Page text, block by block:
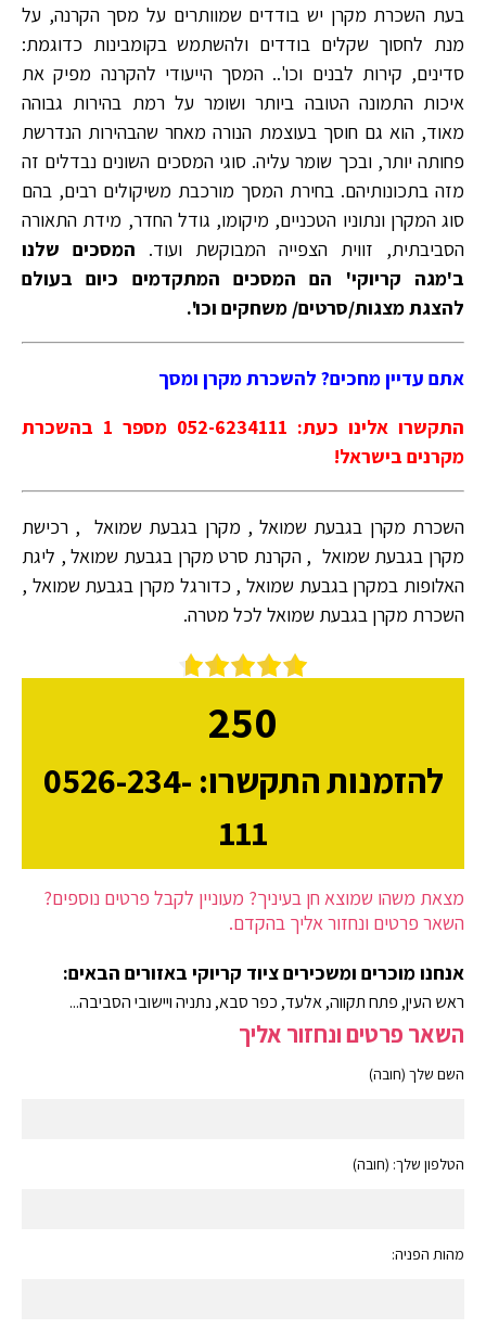
בעת השכרת מקרן יש בודדים שמוותרים על מסך הקרנה, על
מנת לחסוך שקלים בודדים ולהשתמש בקומבינות כדוגמת:
סדינים, קירות לבנים וכו'.. המסך הייעודי להקרנה מפיק את
איכות התמונה הטובה ביותר ושומר על רמת בהירות גבוהה
מאוד, הוא גם חוסך בעוצמת הנורה מאחר שהבהירות הנדרשת
פחותה יותר, ובכך שומר עליה. סוגי המסכים השונים נבדלים זה
מזה בתכונותיהם. בחירת המסך מורכבת משיקולים רבים, בהם
סוג המקרן ונתוניו הטכניים, מיקומו, גודל החדר, מידת התאורה
הסביבתית, זווית הצפייה המבוקשת ועוד. המסכים שלנו
ב'מגה קריוקי' הם המסכים המתקדמים כיום בעולם
להצגת מצגות/סרטים/ משחקים וכו'.
אתם עדיין מחכים? להשכרת מקרן ומסך
התקשרו אלינו כעת: 052-6234111 מספר 1 בהשכרת
מקרנים בישראל!
השכרת מקרן בגבעת שמואל , מקרן בגבעת שמואל , רכישת
מקרן בגבעת שמואל , הקרנת סרט מקרן בגבעת שמואל , ליגת
האלופות במקרן בגבעת שמואל , כדורגל מקרן בגבעת שמואל ,
השכרת מקרן בגבעת שמואל לכל מטרה.
250
להזמנות התקשרו: 0526-234-
111
מצאת משהו שמוצא חן בעיניך? מעוניין לקבל פרטים נוספים?
השאר פרטים ונחזור אליך בהקדם.
אנחנו מוכרים ומשכירים ציוד קריוקי באזורים הבאים:
ראש העין, פתח תקווה, אלעד, כפר סבא, נתניה ויישובי הסביבה...
השאר פרטים ונחזור אליך
השם שלך (חובה)
הטלפון שלך: (חובה)
מהות הפניה: